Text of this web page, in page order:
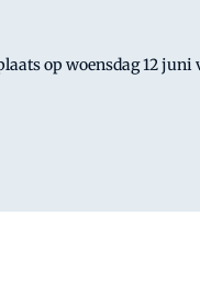
op woensdag 12 juni